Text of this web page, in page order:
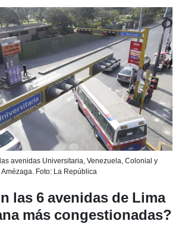
avenidas Universitaria, Venezuela, Colonial y
Amézaga. Foto: La República
las 6 avenidas de Lima
más congestionadas?